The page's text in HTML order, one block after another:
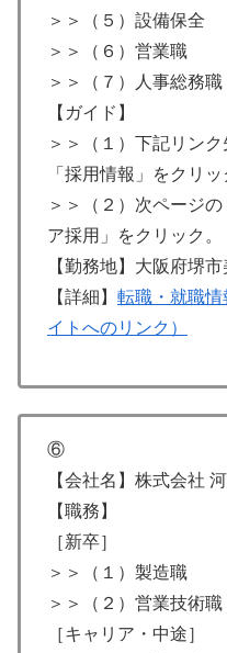
＞＞（５）設備保全
＞＞（６）営業職
＞＞（７）人事総務職
【ガイド】
＞＞（１）下記リン
「採用情報」をクリッ
＞＞（２）次ページ
ア採用」をクリック。
【勤務地】大阪府堺
【詳細】 転職・就職
イトへのリンク）
⑥
【会社名】株式会社
【職務】
［新卒］
＞＞（１）製造職
＞＞（２）営業技術職
［キャリア・中途］